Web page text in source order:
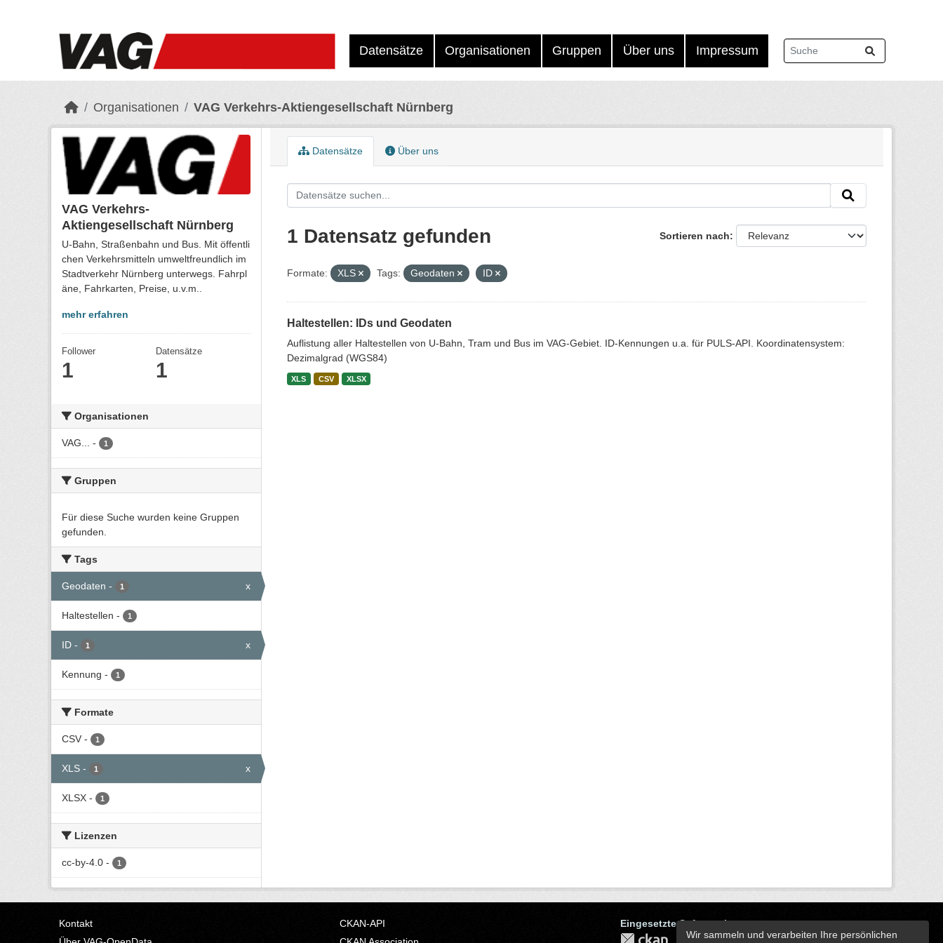
Datensätze Organisationen Gruppen Über uns Impressum
Organisationen VAG Verkehrs-Aktiengesellschaft Nürnberg
VAG Verkehrs-
Aktiengesellschaft Nürnberg
U-Bahn, Straßenbahn und Bus. Mit öffentli
chen Verkehrsmitteln umweltfreundlich im
Stadtverkehr Nürnberg unterwegs. Fahrpl
äne, Fahrkarten, Preise, u.v.m..
mehr erfahren
Follower
1
Datensätze
1
Organisationen
VAG... - 1
Gruppen
Für diese Suche wurden keine Gruppen
gefunden.
Tags
Geodaten - 1 x
Haltestellen - 1
ID - 1 x
Kennung - 1
Formate
CSV - 1
XLS - 1 x
XLSX - 1
Lizenzen
cc-by-4.0 - 1
Datensätze Über uns
Sortieren nach
1 Datensatz gefunden
Formate: XLS Tags: Geodaten ID
Haltestellen: IDs und Geodaten
Auflistung aller Haltestellen von U-Bahn, Tram und Bus im VAG-Gebiet. ID-Kennungen u.a. für PULS-API. Koordinatensystem:
Dezimalgrad (WGS84)
XLS CSV XLSX
Kontakt
CKAN-API
Eingesetzte Software ist
Wir sammeln und verarbeiten Ihre persönlichen